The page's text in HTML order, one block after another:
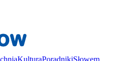
KulturaPoradnikiSłowem